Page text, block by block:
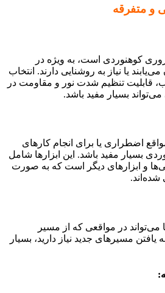
و متفرقه
کوهنوردی است، به ویژه در
یا نیاز به روشنایی دارند. انتخاب
قابلیت تنظیم شدت نور و مقاومت در
بسیار مفید باشد.
اضطراری یا برای انجام کارهای
بسیار مفید باشد. این ابزارها شامل
و ابزارهای دیگر است که به صورت
در مواقعی که از مسیر
مسیرهای جدید نیاز دارید، بسیار